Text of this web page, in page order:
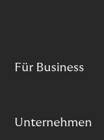
Für Business
Unternehmen